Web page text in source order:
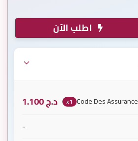
اطلب الآن
x1 د.ج
-